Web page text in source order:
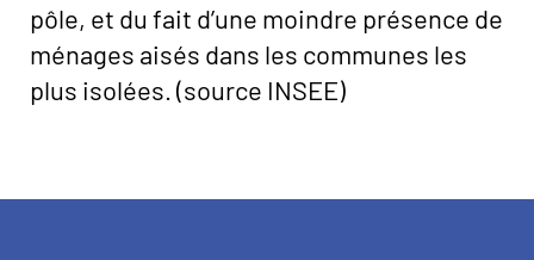
pôle, et du fait d’une moindre présence de
ménages aisés dans les communes les
plus isolées. (source INSEE)